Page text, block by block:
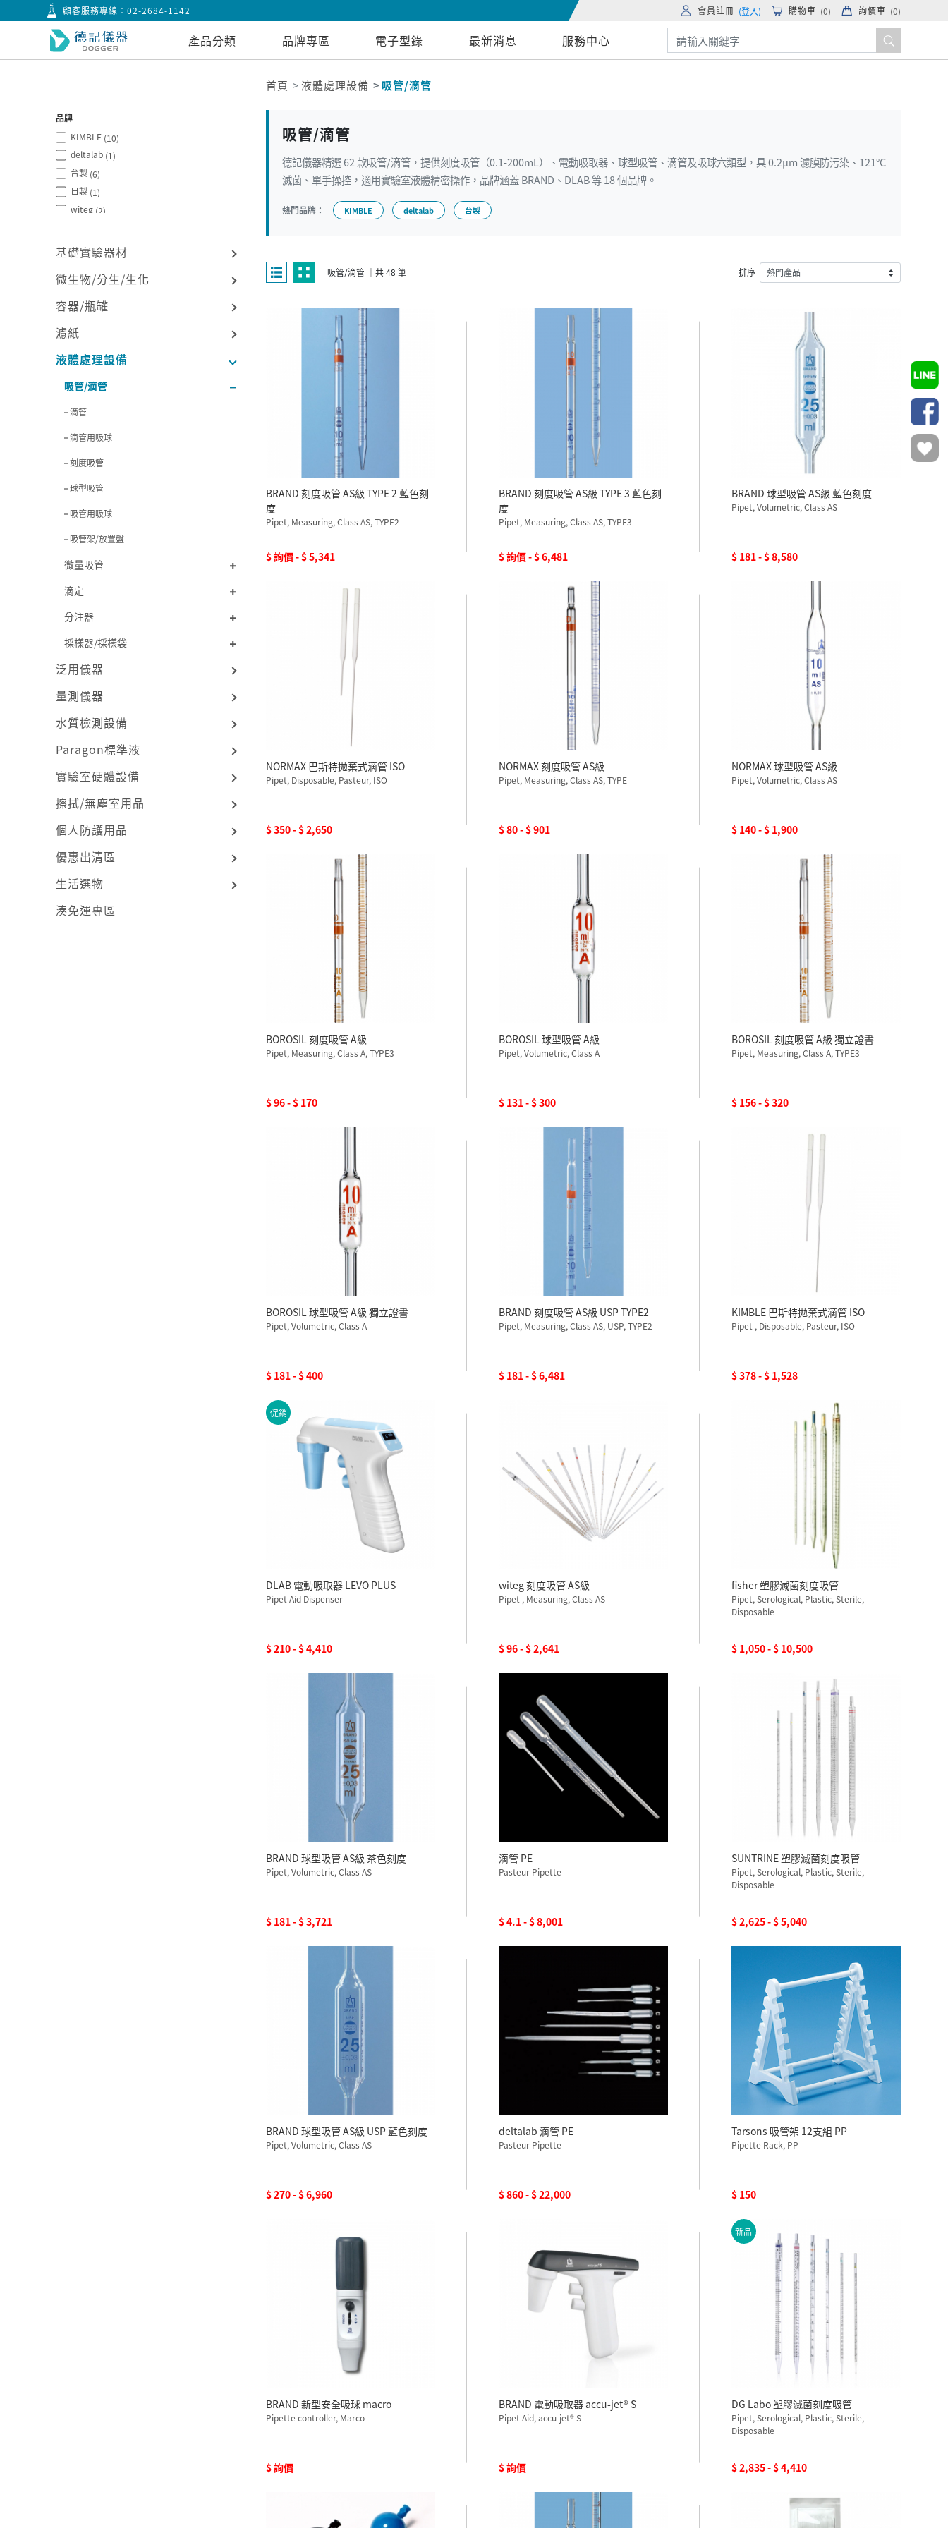
顧客服務專線：02-2684-1142 會員註冊 (登入) 購物車 (0) 詢價車 (0)
產品分類 品牌專區 電子型錄 最新消息 服務中心
首頁 液體處理設備 吸管/滴管
品牌
KIMBLE (10)
deltalab (1)
台製 (6)
日製 (1)
witeg (2)
ISOLAB(2)
經濟型(2)
DLAB(3)
Heathrow
VITLAB
SUNTRINE(1)
BRAND(9)
BOROSIL
DG Labo
基礎實驗器材
微生物/分生/生化
容器/瓶罐
濾紙
液體處理設備
吸管/滴管
滴管
滴管用吸球
刻度吸管
球型吸管
吸管用吸球
吸管架/放置盤
微量吸管
滴定
分注器
採樣器/採樣袋
泛用儀器
量測儀器
水質檢測設備
Paragon標準液
實驗室硬體設備
擦拭/無塵室用品
個人防護用品
優惠出清區
生活選物
湊免運專區
吸管/滴管
德記儀器精選 62 款吸管/滴管，提供刻度吸管（0.1-200mL）、電動吸取器、球型吸管、滴管及吸球六類型，具 0.2µm 濾膜防污染、121°C
滅菌、單手操控，適用實驗室液體精密操作，品牌涵蓋 BRAND、DLAB 等 18 個品牌。
熱門品牌： KIMBLE deltalab 台製
吸管/滴管 ｜共 48 筆 排序
BRAND 刻度吸管 AS級 TYPE 2 藍色刻
度
Pipet, Measuring, Class AS, TYPE2
$ 詢價 - $ 5,341
BRAND 刻度吸管 AS級 TYPE 3 藍色刻
度
Pipet, Measuring, Class AS, TYPE3
$ 詢價 - $ 6,481
BRAND 球型吸管 AS級 藍色刻度
Pipet, Volumetric, Class AS
$ 181 - $ 8,580
NORMAX 巴斯特拋棄式滴管 ISO
Pipet, Disposable, Pasteur, ISO
$ 350 - $ 2,650
NORMAX 刻度吸管 AS級
Pipet, Measuring, Class AS, TYPE
$ 80 - $ 901
NORMAX 球型吸管 AS級
Pipet, Volumetric, Class AS
$ 140 - $ 1,900
BOROSIL 刻度吸管 A級
Pipet, Measuring, Class A, TYPE3
$ 96 - $ 170
BOROSIL 球型吸管 A級
Pipet, Volumetric, Class A
$ 131 - $ 300
BOROSIL 刻度吸管 A級 獨立證書
Pipet, Measuring, Class A, TYPE3
$ 156 - $ 320
BOROSIL 球型吸管 A級 獨立證書
Pipet, Volumetric, Class A
$ 181 - $ 400
BRAND 刻度吸管 AS級 USP TYPE2
Pipet, Measuring, Class AS, USP, TYPE2
$ 181 - $ 6,481
KIMBLE 巴斯特拋棄式滴管 ISO
Pipet , Disposable, Pasteur, ISO
$ 378 - $ 1,528
促銷
DLAB 電動吸取器 LEVO PLUS
Pipet Aid Dispenser
$ 210 - $ 4,410
witeg 刻度吸管 AS級
Pipet , Measuring, Class AS
$ 96 - $ 2,641
fisher 塑膠滅菌刻度吸管
Pipet, Serological, Plastic, Sterile,
Disposable
$ 1,050 - $ 10,500
BRAND 球型吸管 AS級 茶色刻度
Pipet, Volumetric, Class AS
$ 181 - $ 3,721
滴管 PE
Pasteur Pipette
$ 4.1 - $ 8,001
SUNTRINE 塑膠滅菌刻度吸管
Pipet, Serological, Plastic, Sterile,
Disposable
$ 2,625 - $ 5,040
BRAND 球型吸管 AS級 USP 藍色刻度
Pipet, Volumetric, Class AS
$ 270 - $ 6,960
deltalab 滴管 PE
Pasteur Pipette
$ 860 - $ 22,000
Tarsons 吸管架 12支組 PP
Pipette Rack, PP
$ 150
BRAND 新型安全吸球 macro
Pipette controller, Marco
$ 詢價
BRAND 電動吸取器 accu-jet® S
Pipet Aid, accu-jet® S
$ 詢價
新品
DG Labo 塑膠滅菌刻度吸管
Pipet, Serological, Plastic, Sterile,
Disposable
$ 2,835 - $ 4,410